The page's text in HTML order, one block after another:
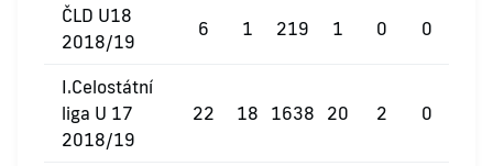
ČLD U18
2018/19
6 1 219 1 0 0
I.Celostátní
liga U 17
2018/19
22 18 1638 20 2 0